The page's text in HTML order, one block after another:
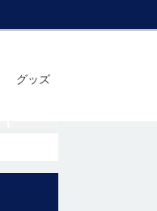
グッズ